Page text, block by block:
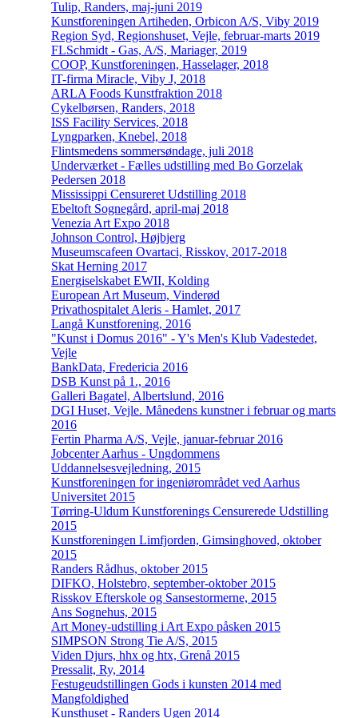
Tulip, Randers, maj-juni 2019
Kunstforeningen Artiheden, Orbicon A/S, Viby 2019
Region Syd, Regionshuset, Vejle, februar-marts 2019
FLSchmidt - Gas, A/S, Mariager, 2019
COOP, Kunstforeningen, Hasselager, 2018
IT-firma Miracle, Viby J, 2018
ARLA Foods Kunstfraktion 2018
Cykelbørsen, Randers, 2018
ISS Facility Services, 2018
Lyngparken, Knebel, 2018
Flintsmedens sommersøndage, juli 2018
Underværket - Fælles udstilling med Bo Gorzelak
Pedersen 2018
Mississippi Censureret Udstilling 2018
Ebeltoft Sognegård, april-maj 2018
Venezia Art Expo 2018
Johnson Control, Højbjerg
Museumscafeen Ovartaci, Risskov, 2017-2018
Skat Herning 2017
Energiselskabet EWII, Kolding
European Art Museum, Vinderød
Privathospitalet Aleris - Hamlet, 2017
Langå Kunstforening, 2016
"Kunst i Domus 2016" - Y's Men's Klub Vadestedet,
Vejle
BankData, Fredericia 2016
DSB Kunst på 1., 2016
Galleri Bagatel, Albertslund, 2016
DGI Huset, Vejle. Månedens kunstner i februar og marts
2016
Fertin Pharma A/S, Vejle, januar-februar 2016
Jobcenter Aarhus - Ungdommens
Uddannelsesvejledning, 2015
Kunstforeningen for ingeniørområdet ved Aarhus
Universitet 2015
Tørring-Uldum Kunstforenings Censurerede Udstilling
2015
Kunstforeningen Limfjorden, Gimsinghoved, oktober
2015
Randers Rådhus, oktober 2015
DIFKO, Holstebro, september-oktober 2015
Risskov Efterskole og Sansestormerne, 2015
Ans Sognehus, 2015
Art Money-udstilling i Art Expo påsken 2015
SIMPSON Strong Tie A/S, 2015
Viden Djurs, hhx og htx, Grenå 2015
Pressalit, Ry, 2014
Festugeudstillingen Gods i kunsten 2014 med
Mangfoldighed
Kunsthuset - Randers Ugen 2014